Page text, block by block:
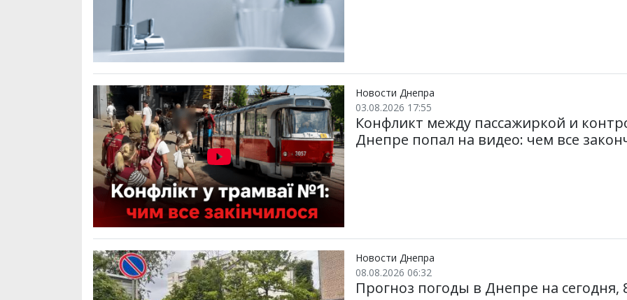
Новости Днепра
03.08.2026 17:55
Конфликт между пассажиркой и
Днепре попал на видео: чем все
Новости Днепра
08.08.2026 06:32
Прогноз погоды в Днепре на сегодня,